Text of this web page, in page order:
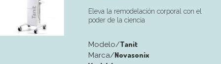
Eleva la remodelación corporal con el
poder de la ciencia
Modelo/Tanit
Marca/Novasonix